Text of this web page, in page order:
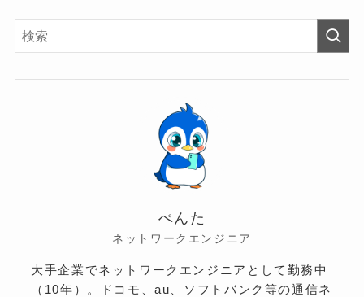
ぺんた
ネットワークエンジニア
大手企業でネットワークエンジニアとして勤務中
（10年）。ドコモ、au、ソフトバンク等の通信ネ